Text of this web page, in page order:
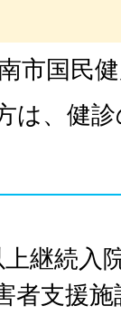
市国民
は、健
継続入
者支援